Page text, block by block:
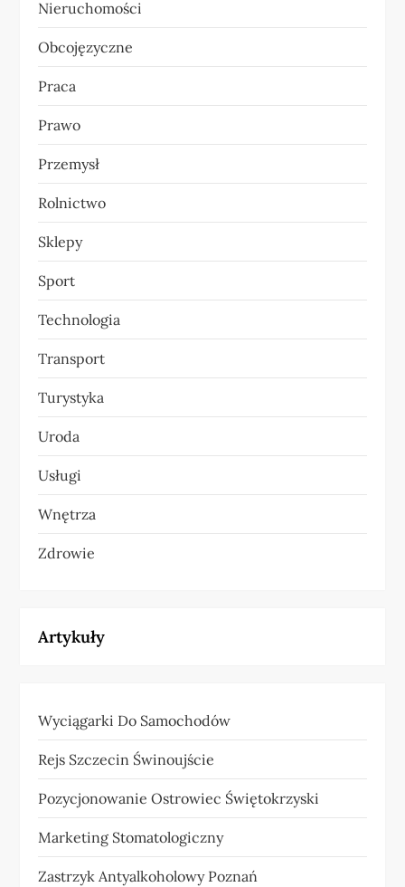
Nieruchomości
Obcojęzyczne
Praca
Prawo
Przemysł
Rolnictwo
Sklepy
Sport
Technologia
Transport
Turystyka
Uroda
Usługi
Wnętrza
Zdrowie
Artykuły
Wyciągarki Do Samochodów
Rejs Szczecin Świnoujście
Pozycjonowanie Ostrowiec Świętokrzyski
Marketing Stomatologiczny
Zastrzyk Antyalkoholowy Poznań